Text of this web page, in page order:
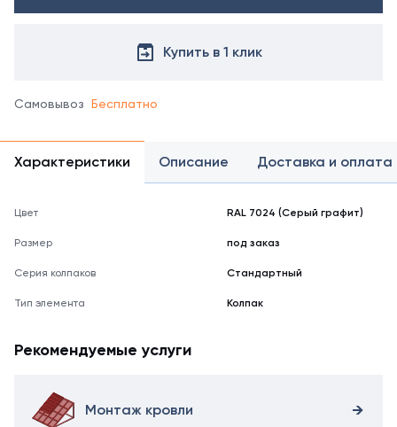
Купить в 1 клик
Самовывоз Бесплатно
Характеристики Описание Доставка и оплата
Цвет RAL 7024 (Серый графит)
Размер под заказ
Серия колпаков Стандартный
Тип элемента Колпак
Рекомендуемые услуги
Монтаж кровли